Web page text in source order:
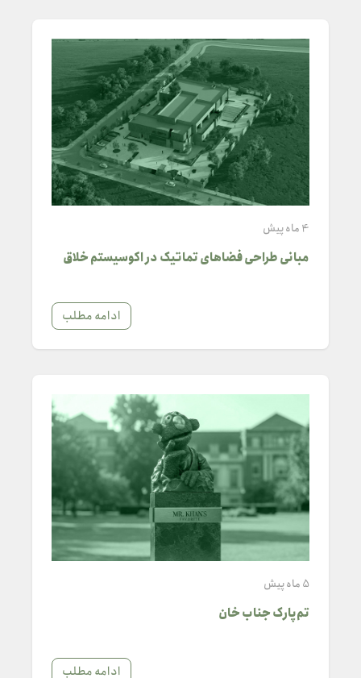
4 ماه پیش
مبانی طراحی فضاهای تماتیک در اکوسیستم خلاق
ادامه مطلب
5 ماه پیش
تم‌پارک جناب خان
ادامه مطلب